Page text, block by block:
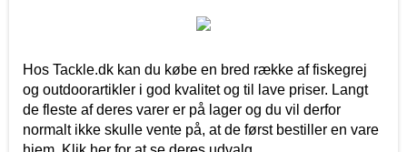
Hos Tackle.dk kan du købe en bred række af fiskegrej
og outdoorartikler i god kvalitet og til lave priser. Langt
de fleste af deres varer er på lager og du vil derfor
normalt ikke skulle vente på, at de først bestiller en vare